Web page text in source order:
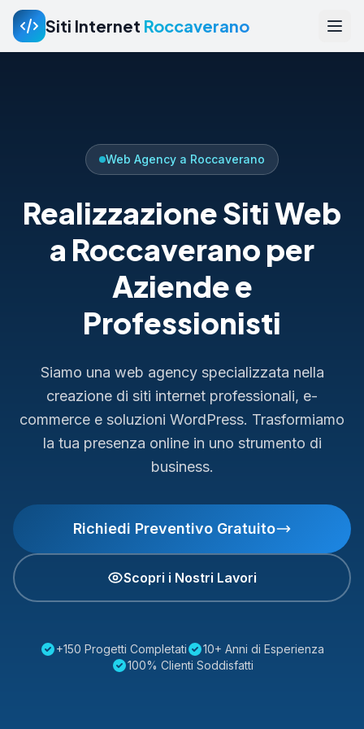
Siti Internet Roccaverano
Web Agency a Roccaverano
Realizzazione Siti Web
a Roccaverano per
Aziende e
Professionisti
Siamo una web agency specializzata nella
creazione di siti internet professionali, e-
commerce e soluzioni WordPress. Trasformiamo
la tua presenza online in uno strumento di
business.
Richiedi Preventivo Gratuito
Scopri i Nostri Lavori
+150 Progetti Completati
10+ Anni di Esperienza
100% Clienti Soddisfatti